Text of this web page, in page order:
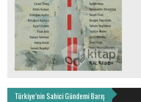
Türkiye’nin Sahici Gündemi Barış